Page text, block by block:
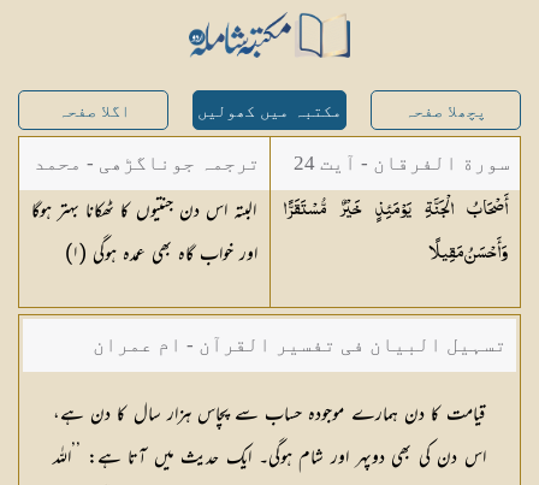
پچھلا صفحہ مکتبہ میں کھولیں اگلا صفحہ
سورة الفرقان - آیت 24
أَصْحَابُ الْجَنَّةِ يَوْمَئِذٍ خَيْرٌ مُّسْتَقَرًّا
وَأَحْسَنُمَقِيلًا
ترجمہ جوناگڑھی - محمد
جونا گڑھی
البتہ اس دن جنتیوں کا ٹھکانا بہتر ہوگا
اور خواب گاہ بھی عمدہ ہوگی (١)
تسہیل البیان فی تفسیر القرآن - ام عمران
قیامت کا دن ہمارے موجودہ حساب سے پچاس ہزار سال کا دن ہے،
اس دن کی بھی دوپہر اور شام ہوگی۔ ایک حدیث میں آتا ہے: ’’اللہ